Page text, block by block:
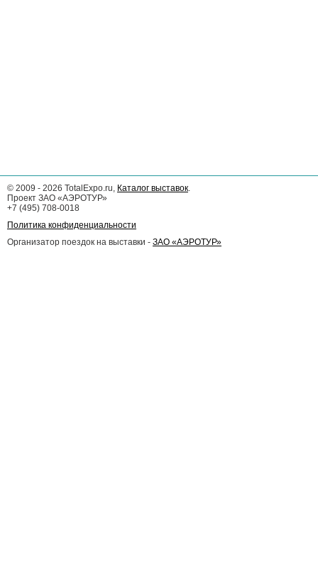
© 2009 - 2026 TotalExpo.ru, Каталог выставок.
Проект ЗАО «АЭРОТУР»
+7 (495) 708-0018
Политика конфиденциальности
Организатор поездок на выставки - ЗАО «АЭРОТУР»